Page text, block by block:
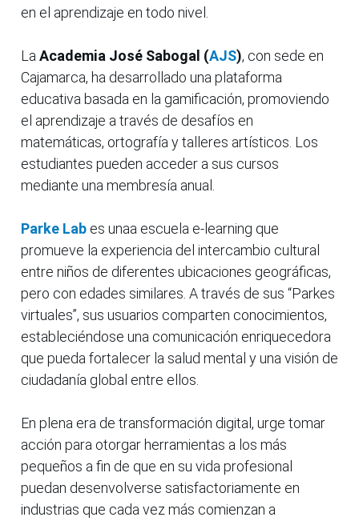
en el aprendizaje en todo nivel.
La Academia José Sabogal (AJS), con sede en
Cajamarca, ha desarrollado una plataforma
educativa basada en la gamificación, promoviendo
el aprendizaje a través de desafíos en
matemáticas, ortografía y talleres artísticos. Los
estudiantes pueden acceder a sus cursos
mediante una membresía anual.
Parke Lab es unaa escuela e-learning que
promueve la experiencia del intercambio cultural
entre niños de diferentes ubicaciones geográficas,
pero con edades similares. A través de sus “Parkes
virtuales”, sus usuarios comparten conocimientos,
estableciéndose una comunicación enriquecedora
que pueda fortalecer la salud mental y una visión de
ciudadanía global entre ellos.
En plena era de transformación digital, urge tomar
acción para otorgar herramientas a los más
pequeños a fin de que en su vida profesional
puedan desenvolverse satisfactoriamente en
industrias que cada vez más comienzan a